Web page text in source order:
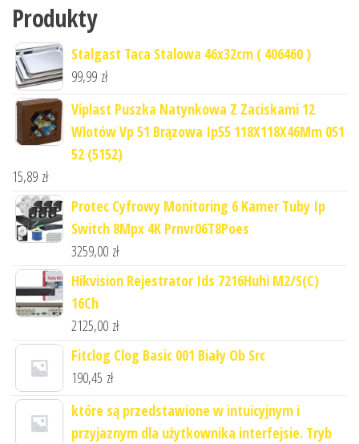
Produkty
Stalgast Taca Stalowa 46x32cm ( 406460 )
99,99 zł
Viplast Puszka Natynkowa Z Zaciskami 12
Wlotów Vp 51 Brązowa Ip55 118X118X46Mm 051
52 (5152)
15,89 zł
Protec Cyfrowy Monitoring 6 Kamer Tuby Ip
Switch 8Mpx 4K Prnvr06T8Poes
3259,00 zł
Hikvision Rejestrator Ids 7216Huhi M2/S(C)
16Ch
2125,00 zł
Fitclog Clog Basic 001 Biały Ob Src
190,45 zł
które są przedstawione w intuicyjnym i
przyjaznym dla użytkownika interfejsie. Tryb